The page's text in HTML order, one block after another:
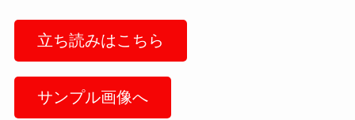
立ち読みはこちら
サンプル画像へ